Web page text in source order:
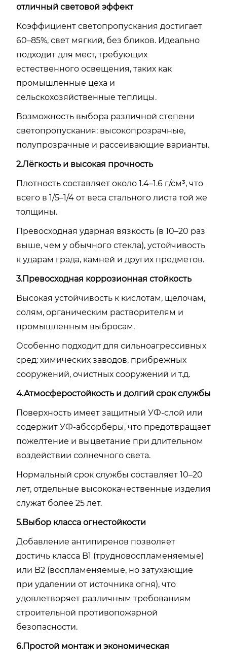
отличный световой эффект
Коэффициент светопропускания достигает
60–85%, свет мягкий, без бликов. Идеально
подходит для мест, требующих
естественного освещения, таких как
промышленные цеха и
сельскохозяйственные теплицы.
Возможность выбора различной степени
светопропускания: высокопрозрачные,
полупрозрачные и рассеивающие варианты.
2.Лёгкость и высокая прочность
Плотность составляет около 1.4–1.6 г/см³, что
всего в 1/5–1/4 от веса стального листа той же
толщины.
Превосходная ударная вязкость (в 10–20 раз
выше, чем у обычного стекла), устойчивость
к ударам града, камней и других предметов.
3.Превосходная коррозионная стойкость
Высокая устойчивость к кислотам, щелочам,
солям, органическим растворителям и
промышленным выбросам.
Особенно подходит для сильноагрессивных
сред: химических заводов, прибрежных
сооружений, очистных сооружений и т.д.
4.Атмосферостойкость и долгий срок службы
Поверхность имеет защитный УФ-слой или
содержит УФ-абсорберы, что предотвращает
пожелтение и выцветание при длительном
воздействии солнечного света.
Нормальный срок службы составляет 10–20
лет, отдельные высококачественные изделия
служат более 25 лет.
5.Выбор класса огнестойкости
Добавление антипиренов позволяет
достичь класса B1 (трудновоспламеняемые)
или B2 (воспламеняемые, но затухающие
при удалении от источника огня), что
удовлетворяет различным требованиям
строительной противопожарной
безопасности.
6.Простой монтаж и экономическая